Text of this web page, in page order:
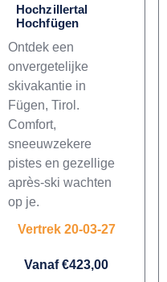
Hochzillertal
Hochfügen
Ontdek een
onvergetelijke
skivakantie in
Fügen, Tirol.
Comfort,
sneeuwzekere
pistes en gezellige
après-ski wachten
op je.
Vertrek 20-03-27
Vanaf €423,00